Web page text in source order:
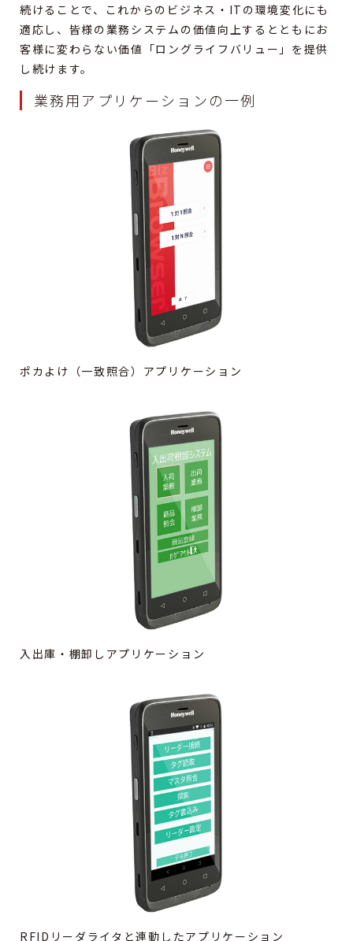
続けることで、これからのビジネス・ITの環境変化にも
適応し、皆様の業務システムの価値向上するとともにお
客様に変わらない価値「ロングライフバリュー」を提供
し続けます。
業務用アプリケーションの一例
ポカよけ（一致照合）アプリケーション
入出庫・棚卸しアプリケーション
RFIDリーダライタと連動したアプリケーション